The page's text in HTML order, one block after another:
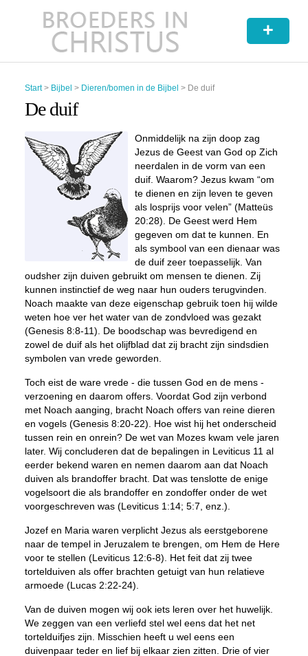
+
Start> Bijbel > Dieren/bomen in de Bijbel > De duif
De duif
Onmiddelijk na zijn doop zag
Jezus de Geest van God op Zich
neerdalen in de vorm van een
duif. Waarom? Jezus kwam “om
te dienen en zijn leven te geven
als losprijs voor velen” (Matteüs
20:28). De Geest werd Hem
gegeven om dat te kunnen. En
als symbool van een dienaar was
de duif zeer toepasselijk. Van
oudsher zijn duiven gebruikt om mensen te dienen. Zij
kunnen instinctief de weg naar hun ouders terugvinden.
Noach maakte van deze eigenschap gebruik toen hij wilde
weten hoe ver het water van de zondvloed was gezakt
(Genesis 8:8-11). De boodschap was bevredigend en
zowel de duif als het olijfblad dat zij bracht zijn sindsdien
symbolen van vrede geworden.
Toch eist de ware vrede - die tussen God en de mens -
verzoening en daarom offers. Voordat God zijn verbond
met Noach aanging, bracht Noach offers van reine dieren
en vogels (Genesis 8:20-22). Hoe wist hij het onderscheid
tussen rein en onrein? De wet van Mozes kwam vele jaren
later. Wij concluderen dat de bepalingen in Leviticus 11 al
eerder bekend waren en nemen daarom aan dat Noach
duiven als brandoffer bracht. Dat was tenslotte de enige
vogelsoort die als brandoffer en zondoffer onder de wet
voorgeschreven was (Leviticus 1:14; 5:7, enz.).
Jozef en Maria waren verplicht Jezus als eerstgeborene
naar de tempel in Jeruzalem te brengen, om Hem de Here
voor te stellen (Leviticus 12:6-8). Het feit dat zij twee
tortelduiven als offer brachten getuigt van hun relatieve
armoede (Lucas 2:22-24).
Van de duiven mogen wij ook iets leren over het huwelijk.
We zeggen van een verliefd stel wel eens dat het net
tortelduifjes zijn. Misschien heeft u wel eens een
duivenpaar teder en lief bij elkaar zien zitten. Drie of vier